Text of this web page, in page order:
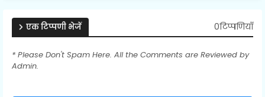
एक टिप्पणी भेजें 0टिप्पणियाँ
* Please Don't Spam Here. All the Comments are Reviewed by
Admin.